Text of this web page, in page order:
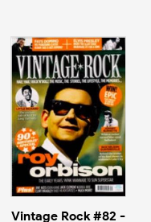
Vintage Rock #82 -